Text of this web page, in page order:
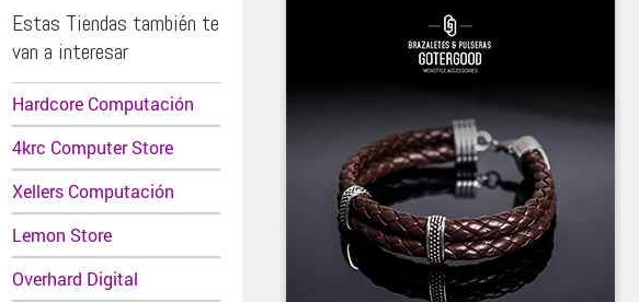
Estas Tiendas también te
van a interesar
Hardcore Computación
4krc Computer Store
Xellers Computación
Lemon Store
Overhard Digital